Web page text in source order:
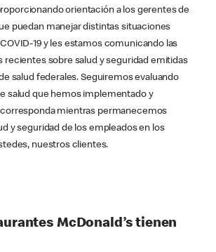
orientación a los gerentes de
puedan manejar distintas situaciones
19 y les estamos comunicando las
recientes sobre salud y seguridad emitidas
salud federales. Seguiremos evaluando
salud que hemos implementado y
mientras permanecemos
y seguridad de los empleados en los
nuestros clientes.
McDonald’s tienen